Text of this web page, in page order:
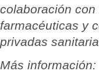
colaboración
farmacéuticas y
privadas
Más información: